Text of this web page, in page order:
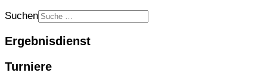
Suchen
Ergebnisdienst
Turniere